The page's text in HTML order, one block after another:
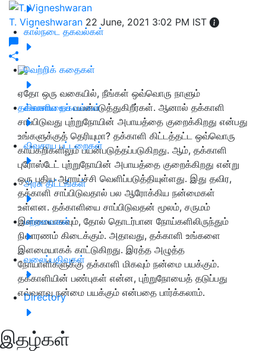
கால்நடை தகவல்கள்
வெற்றிக் கதைகள்
விவசாய தகவல்கள்
விவசாய பட்டறைகள்
அரசு திட்டங்கள்
மற்றவைகள்
வலைப்பதிவுகள்
Directory
இதழ்கள்
T. Vigneshwaran 22 June, 2021 3:02 PM IST
ஏதோ ஒரு வகையில், நீங்கள் ஒவ்வொரு நாளும்
தக்காளியைப்பயன்படுத்துகிறீர்கள். ஆனால் தக்காளி
சாப்பிடுவது புற்றுநோயின் அபாயத்தை குறைக்கிறது என்பது
உங்களுக்குத் தெரியுமா? தக்காளி கிட்டத்தட்ட ஒவ்வொரு
காய்கறிகளிலும் பயன்படுத்தப்படுகிறது. ஆம், தக்காளி
புரோஸ்டேட் புற்றுநோயின் அபாயத்தை குறைக்கிறது என்று
ஒரு புதிய ஆராய்ச்சி வெளிப்படுத்தியுள்ளது. இது தவிர,
தக்காளி சாப்பிடுவதால் பல ஆரோக்கிய நன்மைகள்
உள்ளன. தக்காளியை சாப்பிடுவதன் மூலம், சருமம்
இளமையாகவும், தோல் தொடர்பான நோய்களிலிருந்தும்
நிவாரணம் கிடைக்கும். அதாவது, தக்காளி உங்களை
இளமையாகக் காட்டுகிறது. இரத்த அழுத்த
நோயாளிகளுக்கு தக்காளி மிகவும் நன்மை பயக்கும்.
தக்காளியின் பண்புகள் என்ன, புற்றுநோயைத் தடுப்பது
எவ்வளவு நன்மை பயக்கும் என்பதை பார்க்கலாம்.